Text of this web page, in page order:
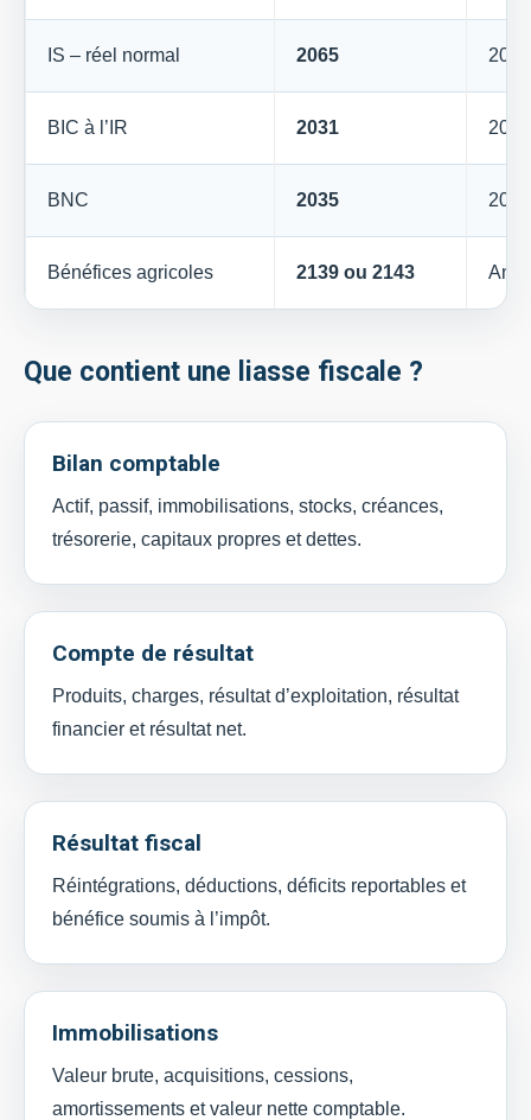
IS – réel normal 2065
BIC à l’IR 2031
BNC 2035
Bénéfices agricoles 2139 ou 2143
Que contient une liasse fiscale ?
Bilan comptable
Actif, passif, immobilisations, stocks, créances,
trésorerie, capitaux propres et dettes.
Compte de résultat
Produits, charges, résultat d’exploitation, résultat
financier et résultat net.
Résultat fiscal
Réintégrations, déductions, déficits reportables et
bénéfice soumis à l’impôt.
Immobilisations
Valeur brute, acquisitions, cessions,
amortissements et valeur nette comptable.